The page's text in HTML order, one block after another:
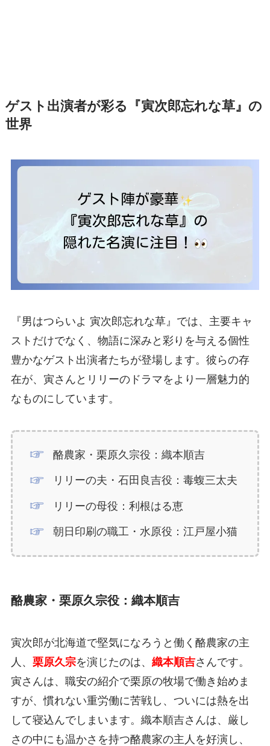
ゲスト出演者が彩る『寅次郎忘れな草』の
世界
『男はつらいよ 寅次郎忘れな草』では、主要キャ
ストだけでなく、物語に深みと彩りを与える個性
豊かなゲスト出演者たちが登場します。彼らの存
在が、寅さんとリリーのドラマをより一層魅力的
なものにしています。
酪農家・栗原久宗役：織本順吉
リリーの夫・石田良吉役：毒蝮三太夫
リリーの母役：利根はる恵
朝日印刷の職工・水原役：江戸屋小猫
酪農家・栗原久宗役：織本順吉
寅次郎が北海道で堅気になろうと働く酪農家の主
人、 栗原久宗を演じたのは、 織本順吉さんです。
寅さんは、職安の紹介で栗原の牧場で働き始めま
すが、慣れない重労働に苦戦し、ついには熱を出
して寝込んでしまいます。織本順吉さんは、厳し
さの中にも温かさを持つ酪農家の主人を好演し、